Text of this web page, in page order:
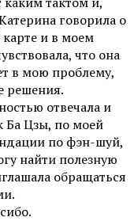
говорила о
и в моем
что она
в мою проблему,
решения.
отвечала и
Ба Цзы, по моей
по фэн-шуй,
найти полезную
обращаться